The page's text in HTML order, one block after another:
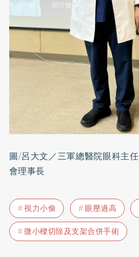
圖/呂大文／三軍總醫院眼科主
會理事長
視力小偷 眼壓過高
微小樑切除及支架合併手術